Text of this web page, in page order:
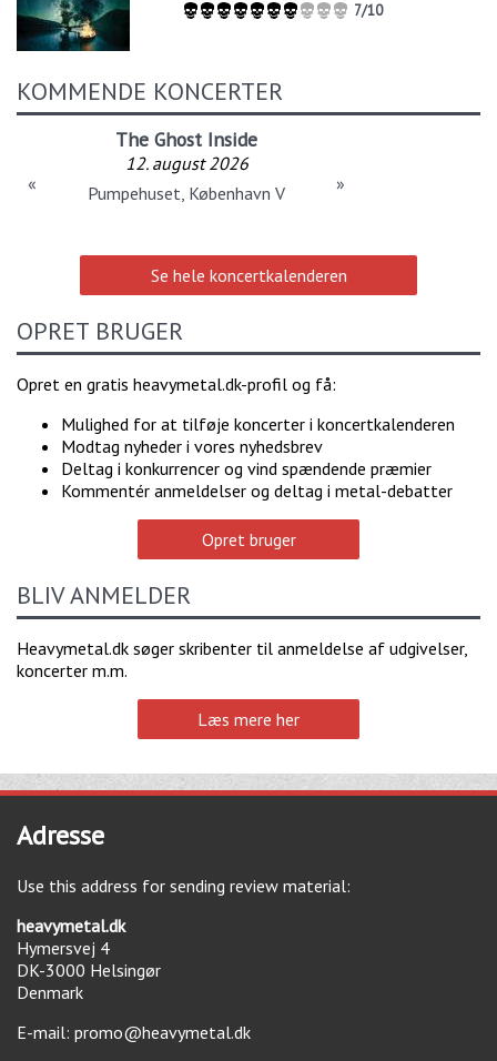
7/10
KOMMENDE KONCERTER
The Ghost Inside
12. august 2026
Pumpehuset, København V
« »
Se hele koncertkalenderen
OPRET BRUGER
Opret en gratis heavymetal.dk-profil og få:
Mulighed for at tilføje koncerter i koncertkalenderen
Modtag nyheder i vores nyhedsbrev
Deltag i konkurrencer og vind spændende præmier
Kommentér anmeldelser og deltag i metal-debatter
Opret bruger
BLIV ANMELDER
Heavymetal.dk søger skribenter til anmeldelse af udgivelser,
koncerter m.m.
Læs mere her
Adresse
Use this address for sending review material:
heavymetal.dk
Hymersvej 4
DK-3000 Helsingør
Denmark
E-mail: promo@heavymetal.dk